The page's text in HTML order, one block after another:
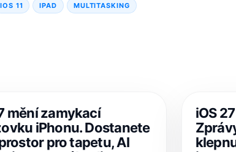
IOS 11 IPAD MULTITASKING
mění zamykací
iPhonu. Dostanete
pro tapetu, AI
iOS